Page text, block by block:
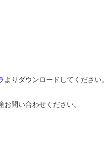
よりダウンロードしてください。
問い合わせください。